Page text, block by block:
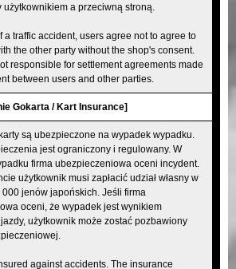
użytkownikiem a przeciwną stroną.
a traffic accident, users agree not to agree to
the other party without the shop's consent.
responsible for settlement agreements made
between users and other parties.
Gokarta / Kart Insurance]
są ubezpieczone na wypadek wypadku.
jest ograniczony i regulowany. W
firma ubezpieczeniowa oceni incydent.
użytkownik musi zapłacić udział własny w
jenów japońskich. Jeśli firma
oceni, że wypadek jest wynikiem
użytkownik może zostać pozbawiony
against accidents. The insurance